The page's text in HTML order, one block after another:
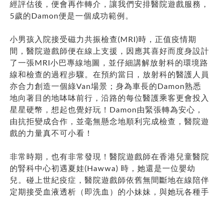
經評估後，便會再作轉介，讓我們安排醫院遊戲服務，
5歲的Damon便是一個成功範例。
小男孩入院接受磁力共振檢查(MRI)時，正值疫情期
間，醫院遊戲師便在線上支援，因應其喜好而度身設計
了一張MRI小巴專線地圖，並仔細講解放射科的環境路
線和檢查的過程步驟。在預約當日，放射科的醫護人員
亦合力創造一個綠Van場景；身為車長的Damon熟悉
地向著目的地呠呠前行，沿路的每位醫護乘客更會投入
星星硬幣，想起也覺好玩！Damon由緊張轉為安心，
由抗拒變成合作，並毫無懸念地順利完成檢查，醫院遊
戲的力量真不可小看！
非常時期，也有非常發現！醫院遊戲師在香港兒童醫院
的腎科中心初遇夏娃(Hawwa) 時，她還是一位嬰幼
兒。碰上世紀疫症，醫院遊戲師依舊無間斷地在線陪伴
定期接受血液透析（即洗血）的小妹妹，與她玩各種手